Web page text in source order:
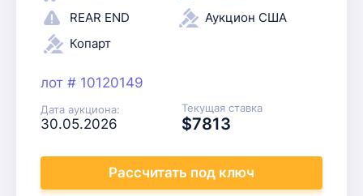
REAR END
Аукцион США
Копарт
лот # 10120149
Дата аукциона:
30.05.2026
Текущая ставка
$7813
Рассчитать под ключ